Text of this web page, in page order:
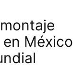
México